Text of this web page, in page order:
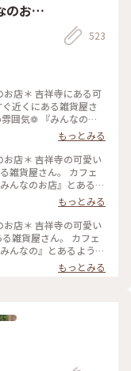
のお
523
店＊ 吉祥寺にある可
近くにある雑貨屋さ
囲気❁ 『みんなのお
によるお店⑅︎◡̈︎* 思いの
ら大人アクセサリー
。 店内は狭いので荷
空間でした♪ #吉祥寺
#プレゼント#ことり
もっとみる
店＊ 吉祥寺の可愛い
雑貨屋さん。 カフェ
んなのお店』とあるよ
それぞれの思いが詰ま
人っぽいアクセサリー
大変ですが ほっこり
い#癒し#ほっこり #
もっとみる
店＊ 吉祥寺の可愛い
雑貨屋さん。 カフェ
んなの』とあるように
ぞれの思いが詰まった
ぽいアクセサリーまで
もっとみる